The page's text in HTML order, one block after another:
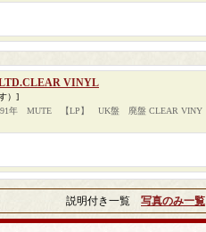
VINYL
）]
年 MUTE 【LP】 UK盤 廃盤 CLEAR VINY
説明付き一覧 写真のみ一覧